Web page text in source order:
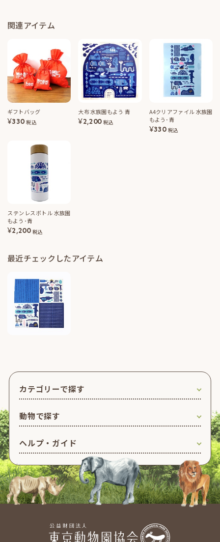
関連アイテム
ギフトバッグ
¥330 税込
大布 水族園もよう 青
¥2,200 税込
A4クリアファイル 水族園
もよう･青
¥330 税込
ステンレスボトル 水族園
もよう･青
¥2,200 税込
最近チェックしたアイテム
カテゴリーで探す
動物で探す
ヘルプ・ガイド